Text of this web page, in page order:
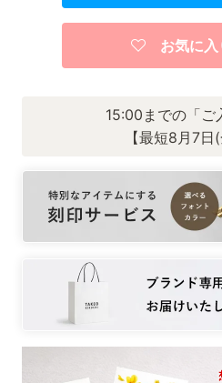
お気に入
15:00までの「ご
【最短8月7